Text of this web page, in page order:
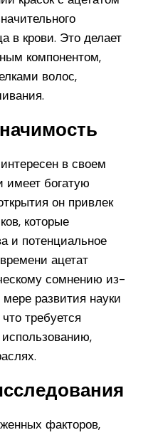
в крови. Это делает
компонентом,
волос,
в своем
имеет богатую
он привлек
которые
и потенциальное
ацетат
сомнению из-
развития науки
требуется
факторов,